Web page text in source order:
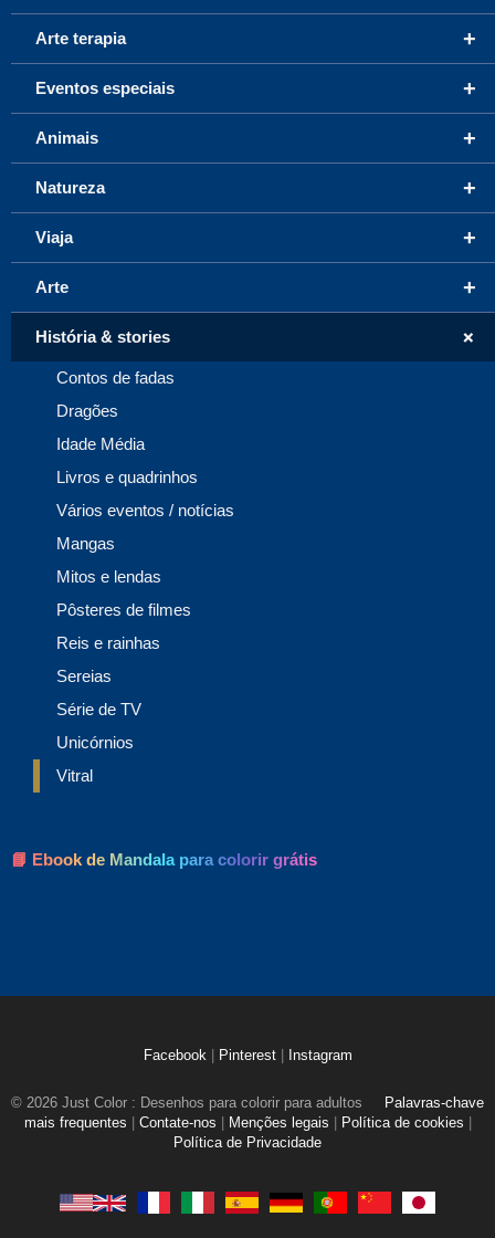
+
Arte terapia
+
Eventos especiais
+
Animais
+
Natureza
+
Viaja
+
Arte
+
História & stories
Contos de fadas
Dragões
Idade Média
Livros e quadrinhos
Vários eventos / notícias
Mangas
Mitos e lendas
Pôsteres de filmes
Reis e rainhas
Sereias
Série de TV
Unicórnios
Vitral
📘 Ebook de Mandala para colorir grátis
Facebook Pinterest Instagram
© 2026 Just Color : Desenhos para colorir para adultos
Palavras-chave
mais frequentes
Contate-nos Menções legais Política de cookies
Política de Privacidade